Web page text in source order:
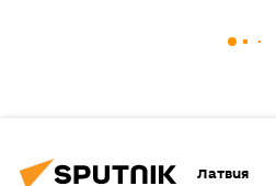
Латвия